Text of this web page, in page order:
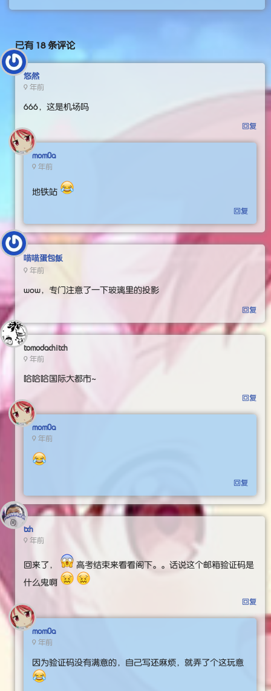
已有 18 条评论
悠然
9 年前
666，这是机场吗
回复
mom0a
9 年前
地铁站
回复
喵喵蛋包飯
9 年前
wow，专门注意了一下玻璃里的投影
回复
tomodachitch
9 年前
哈哈哈国际大都市~
回复
mom0a
9 年前
回复
txh
9 年前
回来了， 高考结束来看看阁下。。话说这个邮箱验证码是
什么鬼啊
回复
mom0a
9 年前
因为验证码没有满意的，自己写还麻烦，就弄了个这玩意